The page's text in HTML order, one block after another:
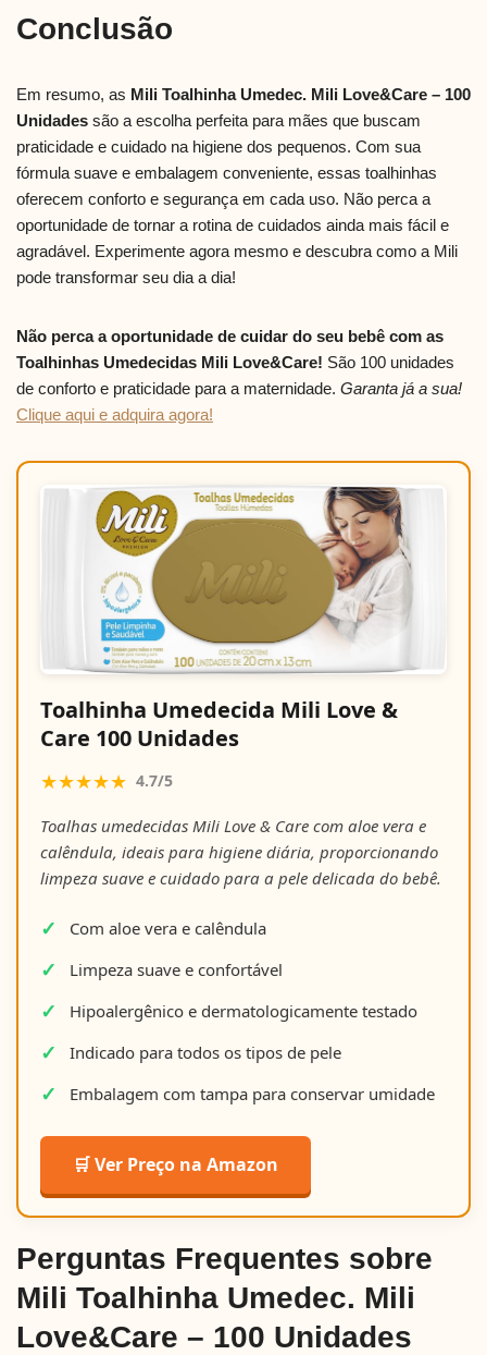
Conclusão
Em resumo, as Mili Toalhinha Umedec. Mili Love&Care – 100
Unidades são a escolha perfeita para mães que buscam
praticidade e cuidado na higiene dos pequenos. Com sua
fórmula suave e embalagem conveniente, essas toalhinhas
oferecem conforto e segurança em cada uso. Não perca a
oportunidade de tornar a rotina de cuidados ainda mais fácil e
agradável. Experimente agora mesmo e descubra como a Mili
pode transformar seu dia a dia!
Não perca a oportunidade de cuidar do seu bebê com as
Toalhinhas Umedecidas Mili Love&Care! São 100 unidades
de conforto e praticidade para a maternidade. Garanta já a sua!
Clique aqui e adquira agora!
Toalhinha Umedecida Mili Love &
Care 100 Unidades
★★★★★ 4.7/5
Toalhas umedecidas Mili Love & Care com aloe vera e
calêndula, ideais para higiene diária, proporcionando
limpeza suave e cuidado para a pele delicada do bebê.
Com aloe vera e calêndula
Limpeza suave e confortável
Hipoalergênico e dermatologicamente testado
Indicado para todos os tipos de pele
Embalagem com tampa para conservar umidade
🛒 Ver Preço na Amazon
Perguntas Frequentes sobre
Mili Toalhinha Umedec. Mili
Love&Care – 100 Unidades